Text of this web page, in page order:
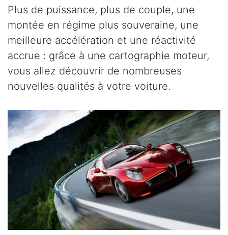
Plus de puissance, plus de couple, une
montée en régime plus souveraine, une
meilleure accélération et une réactivité
accrue : grâce à une cartographie moteur,
vous allez découvrir de nombreuses
nouvelles qualités à votre voiture.